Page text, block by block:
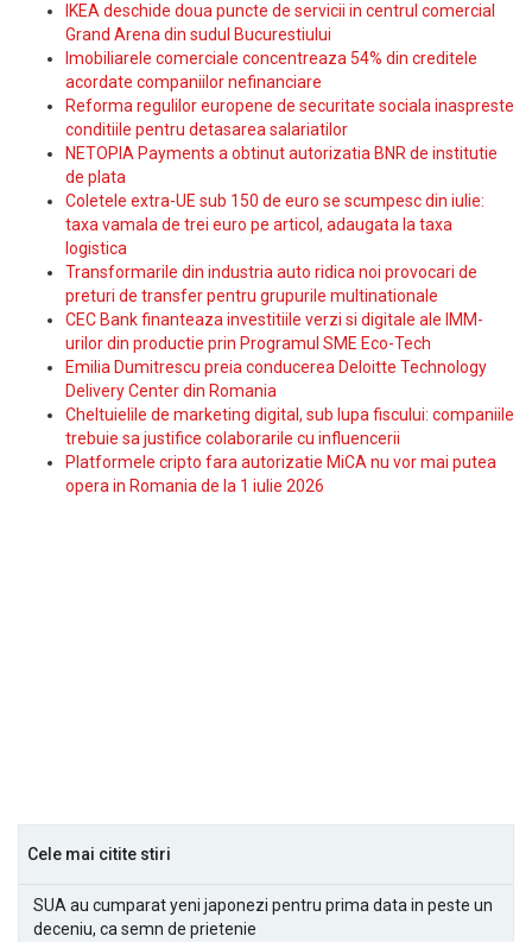
IKEA deschide doua puncte de servicii in centrul comercial
Grand Arena din sudul Bucurestiului
Imobiliarele comerciale concentreaza 54% din creditele
acordate companiilor nefinanciare
Reforma regulilor europene de securitate sociala inaspreste
conditiile pentru detasarea salariatilor
NETOPIA Payments a obtinut autorizatia BNR de institutie
de plata
Coletele extra-UE sub 150 de euro se scumpesc din iulie:
taxa vamala de trei euro pe articol, adaugata la taxa
logistica
Transformarile din industria auto ridica noi provocari de
preturi de transfer pentru grupurile multinationale
CEC Bank finanteaza investitiile verzi si digitale ale IMM-
urilor din productie prin Programul SME Eco-Tech
Emilia Dumitrescu preia conducerea Deloitte Technology
Delivery Center din Romania
Cheltuielile de marketing digital, sub lupa fiscului: companiile
trebuie sa justifice colaborarile cu influencerii
Platformele cripto fara autorizatie MiCA nu vor mai putea
opera in Romania de la 1 iulie 2026
Cele mai citite stiri
SUA au cumparat yeni japonezi pentru prima data in peste un
deceniu, ca semn de prietenie